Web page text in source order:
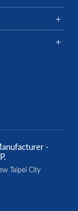
-
Taipei City